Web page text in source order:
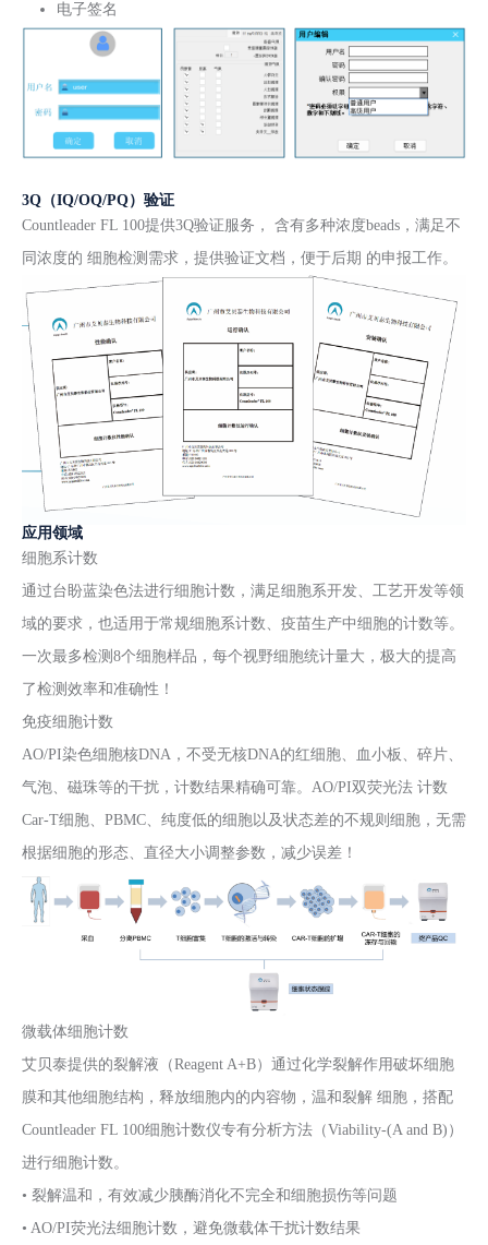
电子签名
3Q（IQ/OQ/PQ）验证
Countleader FL 100提供3Q验证服务， 含有多种浓度beads，满足不
同浓度的 细胞检测需求，提供验证文档，便于后期 的申报工作。
应用领域
细胞系计数
通过台盼蓝染色法进行细胞计数，满足细胞系开发、工艺开发等领
域的要求，也适用于常规细胞系计数、疫苗生产中细胞的计数等。
一次最多检测8个细胞样品，每个视野细胞统计量大，极大的提高
了检测效率和准确性！
免疫细胞计数
AO/PI染色细胞核DNA，不受无核DNA的红细胞、血小板、碎片、
气泡、磁珠等的干扰，计数结果精确可靠。AO/PI双荧光法 计数
Car-T细胞、PBMC、纯度低的细胞以及状态差的不规则细胞，无需
根据细胞的形态、直径大小调整参数，减少误差！
微载体细胞计数
艾贝泰提供的裂解液（Reagent A+B）通过化学裂解作用破坏细胞
膜和其他细胞结构，释放细胞内的内容物，温和裂解 细胞，搭配
Countleader FL 100细胞计数仪专有分析方法（Viability-(A and B)）
进行细胞计数。
• 裂解温和，有效减少胰酶消化不完全和细胞损伤等问题
• AO/PI荧光法细胞计数，避免微载体干扰计数结果